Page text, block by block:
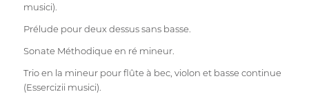
musici).
Prélude pour deux dessus sans basse.
Sonate Méthodique en ré mineur.
Trio en la mineur pour flûte à bec, violon et basse continue
(Essercizii musici).